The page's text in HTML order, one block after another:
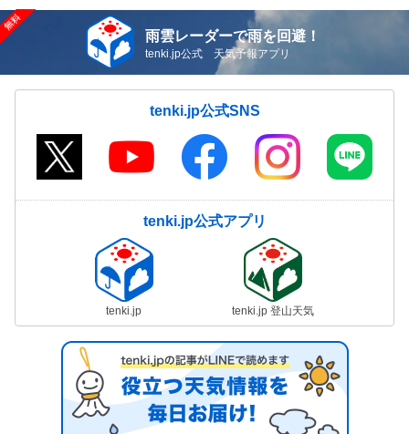
雨雲レーダーで雨を回避！
tenki.jp公式 天気予報アプリ
tenki.jp公式SNS
tenki.jp公式アプリ
tenki.jp tenki.jp 登山天気